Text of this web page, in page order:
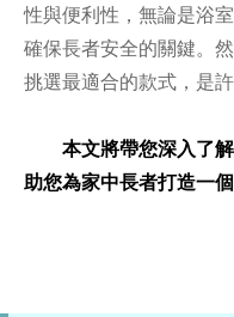
性與便利性，無論是浴
確保長者安全的關鍵。
挑選最適合的款式，是
本文將帶您深入了解
助您為家中長者打造一